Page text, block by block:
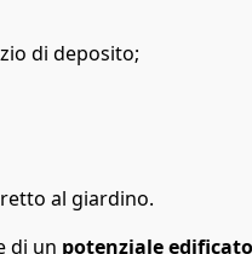
di deposito;
al giardino.
di un potenziale